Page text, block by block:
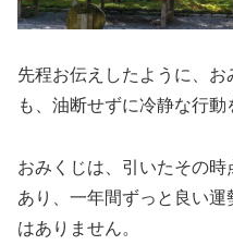
先程お伝えしたように、
も、油断せずに冷静な行動
おみくじは、引いたその
あり、一年間ずっと良い
はありません。